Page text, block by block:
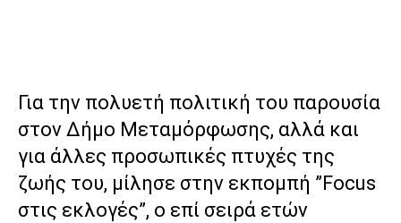
Για την πολυετή πολιτική του παρουσία
στον Δήμο Μεταμόρφωσης, αλλά και
για άλλες προσωπικές πτυχές της
ζωής του, μίλησε στην εκπομπή ”Focus
στις εκλογές”, ο επί σειρά ετών